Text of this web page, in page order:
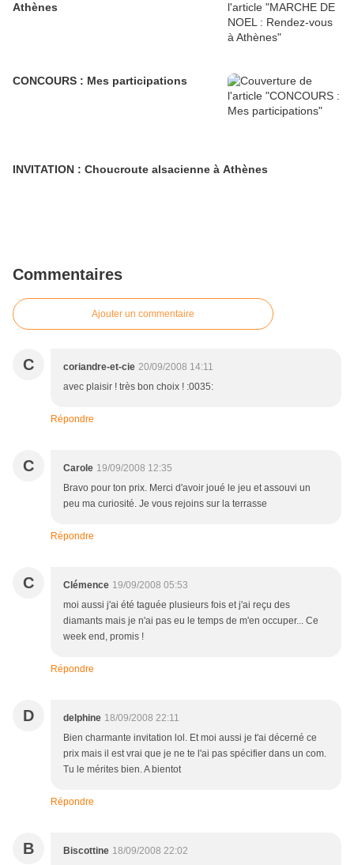
Athènes
CONCOURS : Mes participations
INVITATION : Choucroute alsacienne à Athènes
Commentaires
Ajouter un commentaire
C coriandre-et-cie 20/09/2008 14:11
avec plaisir ! très bon choix ! :0035:
Répondre
C Carole 19/09/2008 12:35
Bravo pour ton prix. Merci d'avoir joué le jeu et assouvi un
peu ma curiosité. Je vous rejoins sur la terrasse
Répondre
C Clémence 19/09/2008 05:53
moi aussi j'ai été taguée plusieurs fois et j'ai reçu des
diamants mais je n'ai pas eu le temps de m'en occuper... Ce
week end, promis !
Répondre
D delphine 18/09/2008 22:11
Bien charmante invitation lol. Et moi aussi je t'ai décerné ce
prix mais il est vrai que je ne te l'ai pas spécifier dans un com.
Tu le mérites bien. A bientot
Répondre
B Biscottine 18/09/2008 22:02